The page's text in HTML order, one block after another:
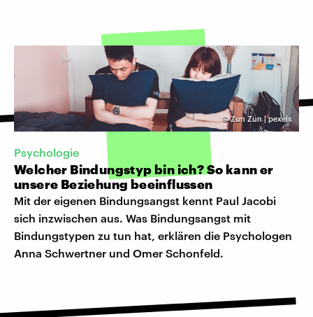
©Zun Zun | pexels
Psychologie
Welcher Bindungstyp bin ich? So kann er
unsere Beziehung beeinflussen
Mit der eigenen Bindungsangst kennt Paul Jacobi
sich inzwischen aus. Was Bindungsangst mit
Bindungstypen zu tun hat, erklären die Psychologen
Anna Schwertner und Omer Schonfeld.